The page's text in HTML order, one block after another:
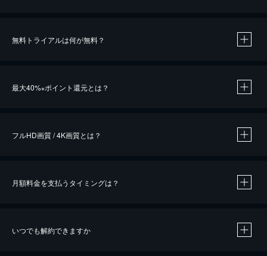
無料トライアルは何が無料？
最大40%※ポイント還元とは？
※40％ポイント還元の対象は、クレジットカード決済による作品の購入 / レンタルです。
フルHD画質 / 4K画質とは？
月額料金を支払うタイミングは？
いつでも解約できますか